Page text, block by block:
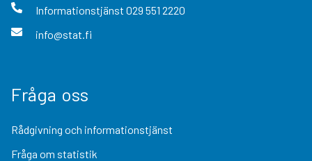
Informationstjänst 029 551 2220
info@stat.fi
Fråga oss
Rådgivning och informationstjänst
Fråga om statistik